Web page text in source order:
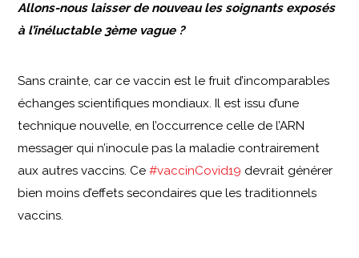
Allons-nous laisser de nouveau les soignants exposés
à l’inéluctable 3ème vague ?
Sans crainte, car ce vaccin est le fruit d’incomparables
échanges scientifiques mondiaux. Il est issu d’une
technique nouvelle, en l’occurrence celle de l’ARN
messager qui n’inocule pas la maladie contrairement
aux autres vaccins. Ce#vaccinCovid19 devrait générer
bien moins d’effets secondaires que les traditionnels
vaccins.